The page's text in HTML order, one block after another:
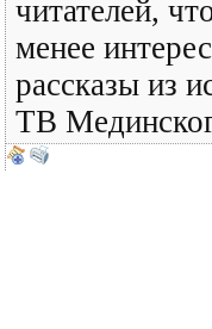
читателей,
менее
рассказы из
ТВ